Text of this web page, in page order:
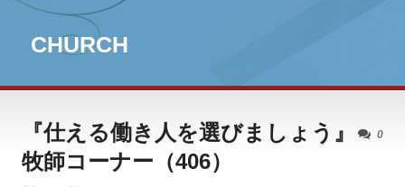
CHURCH
0
『仕える働き人を選びましょう』
牧師コーナー（406）